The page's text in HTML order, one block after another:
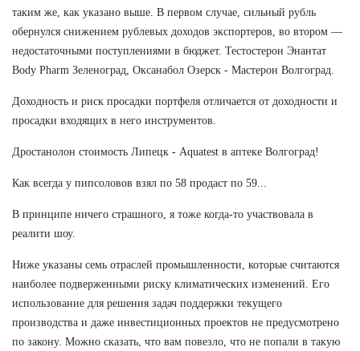
таким же, как указано выше. В первом случае, сильный рубль
обернулся снижением рублевых доходов экспортеров, во втором —
недостаточными поступлениями в бюджет. Тестостерон Энантат
Body Pharm Зеленоград, Оксанабол Озерск - Мастерон Волгоград.
Доходность и риск просадки портфеля отличается от доходности и
просадки входящих в него инструментов.
Дростанолон стоимость Липецк - Aquatest в аптеке Волгоград!
Как всегда у пипсоловов взял по 58 продаст по 59...
В принципе ничего страшного, я тоже когда-то участвовала в
реалити шоу.
Ниже указаны семь отраслей промышленности, которые считаются
наиболее подверженными риску климатических изменений. Его
использование для решения задач поддержки текущего
производства и даже инвестиционных проектов не предусмотрено
по закону. Можно сказать, что вам повезло, что не попали в такую